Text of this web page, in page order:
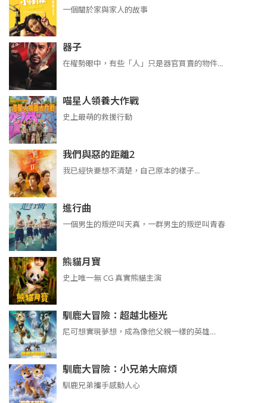
一個關於家與家人的故事
器子
在權勢眼中，有些「人」只是器官買賣的物件...
喵星人領養大作戰
史上最萌的救援行動
我們與惡的距離2
我已經快要想不清楚，自己原本的樣子...
進行曲
​​​一個男生的叛逆叫天真，一群男生的叛逆叫青春
熊貓月寶
史上唯一無 CG 真實熊貓主演
馴鹿大冒險：超越北極光
尼可想實現夢想，成為像他父親一樣的英雄…
馴鹿大冒險：小兄弟大麻煩
馴鹿兄弟攜手感動人心